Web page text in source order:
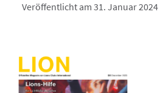
Veröffentlicht am 31. Januar 2024